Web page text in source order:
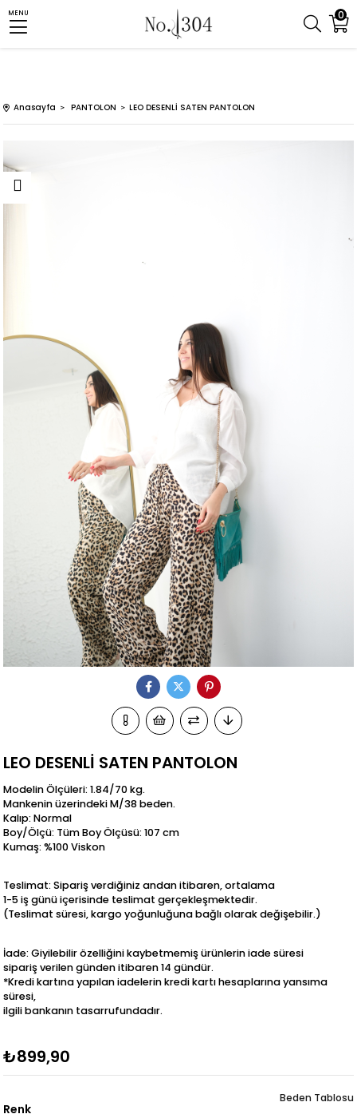
0
MENU
Anasayfa PANTOLON LEO DESENLİ SATEN PANTOLON
LEO DESENLİ SATEN PANTOLON
Modelin Ölçüleri: 1.84/70 kg.
Mankenin üzerindeki M/38 beden.
Kalıp: Normal
Boy/Ölçü: Tüm Boy Ölçüsü: 107 cm
Kumaş: %100 Viskon
Teslimat: Sipariş verdiğiniz andan itibaren, ortalama
1-5 iş günü içerisinde teslimat gerçekleşmektedir.
(Teslimat süresi, kargo yoğunluğuna bağlı olarak değişebilir.)
İade: Giyilebilir özelliğini kaybetmemiş ürünlerin iade süresi
sipariş verilen günden itibaren 14 gündür.
*Kredi kartına yapılan iadelerin kredi kartı hesaplarına yansıma
süresi,
ilgili bankanın tasarrufundadır.
₺899,90
Renk
Beden Tablosu